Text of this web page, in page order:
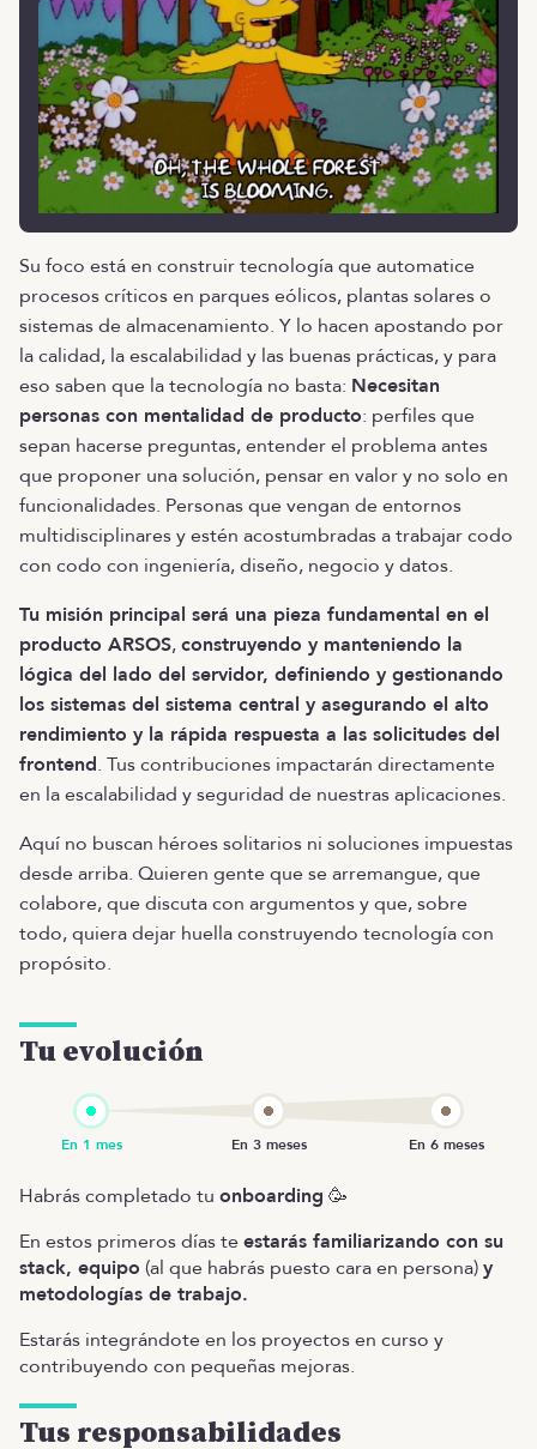
Su foco está en construir tecnología que automatice
procesos críticos en parques eólicos, plantas solares o
sistemas de almacenamiento. Y lo hacen apostando por
la calidad, la escalabilidad y las buenas prácticas, y para
eso saben que la tecnología no basta: Necesitan
personas con mentalidad de producto: perfiles que
sepan hacerse preguntas, entender el problema antes
que proponer una solución, pensar en valor y no solo en
funcionalidades. Personas que vengan de entornos
multidisciplinares y estén acostumbradas a trabajar codo
con codo con ingeniería, diseño, negocio y datos.
Tu misión principal será una pieza fundamental en el
producto ARSOS,construyendo y manteniendo la
lógica del lado del servidor, definiendo y gestionando
los sistemas del sistema central y asegurando el alto
rendimiento y la rápida respuesta a las solicitudes del
frontend. Tus contribuciones impactarán directamente
en la escalabilidad y seguridad de nuestras aplicaciones.
Aquí no buscan héroes solitarios ni soluciones impuestas
desde arriba. Quieren gente que se arremangue, que
colabore, que discuta con argumentos y que, sobre
todo, quiera dejar huella construyendo tecnología con
propósito.
Tu evolución
Habrás completado tu onboarding 🥳
En estos primeros días teestarás familiarizando con su
stack, equipo (al que habrás puesto cara en persona)y
metodologías de trabajo.
Estarás integrándote en los proyectos en curso y
contribuyendo con pequeñas mejoras.
Tus responsabilidades